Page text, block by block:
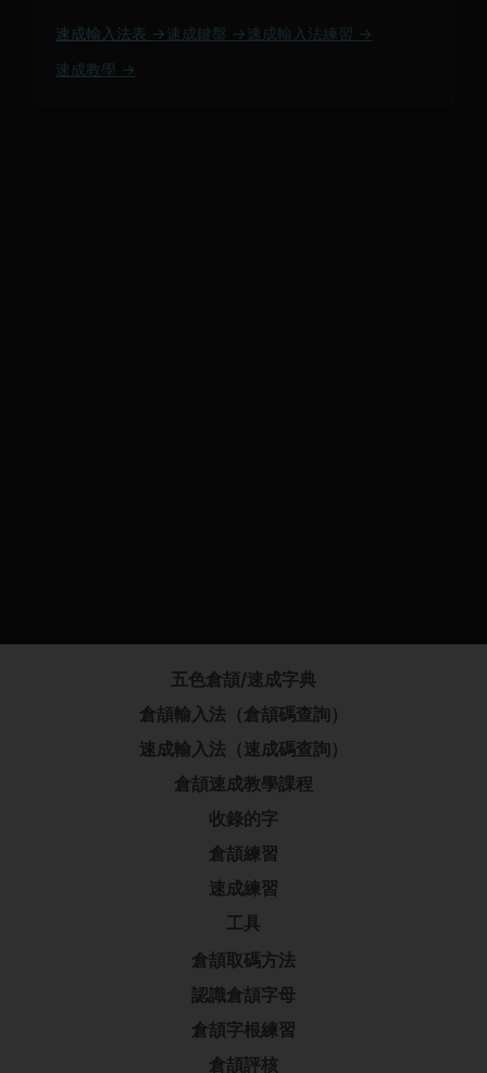
速成輸入法表 → 速成鍵盤 → 速成輸入法練習 →
速成教學 →
五色倉頡/速成字典
倉頡輸入法（倉頡碼查詢）
速成輸入法（速成碼查詢）
倉頡速成教學課程
收錄的字
倉頡練習
速成練習
工具
倉頡取碼方法
認識倉頡字母
倉頡字根練習
倉頡評核